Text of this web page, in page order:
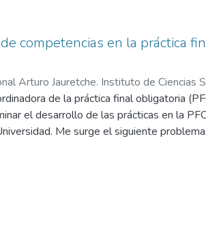
competencias en la práctica
Arturo Jauretche. Instituto de Ciencias
de la práctica final obligatoria
el desarrollo de las prácticas en la
Me surge el siguiente
diferentes ámbitos? Tipo de trabajo:
También la importancia de realizar un
una historia clínica detallada. Estos